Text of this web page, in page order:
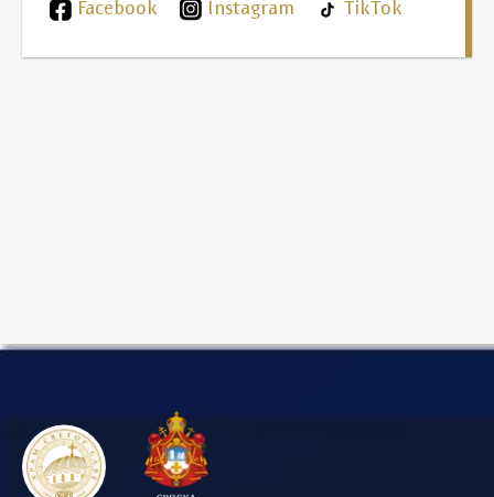
Facebook Instagram TikTok